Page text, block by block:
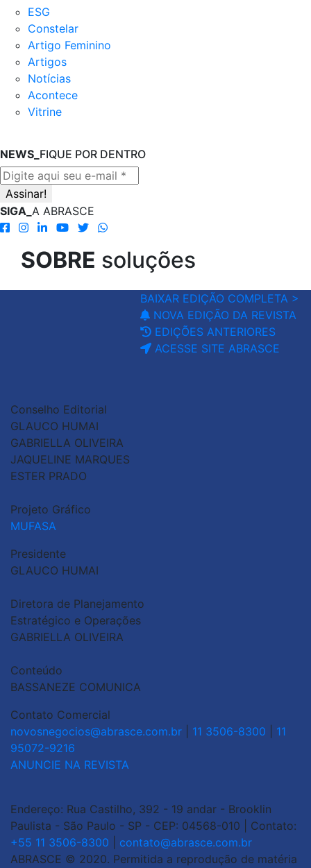
ESG
Constelar
Artigo Feminino
Artigos
Notícias
Acontece
Vitrine
NEWS_ FIQUE POR DENTRO
SIGA_ A ABRASCE
SOBRE soluções
BAIXAR EDIÇÃO COMPLETA >
NOVA EDIÇÃO DA REVISTA
EDIÇÕES ANTERIORES
ACESSE SITE ABRASCE
Conselho Editorial
GLAUCO HUMAI
GABRIELLA OLIVEIRA
JAQUELINE MARQUES
ESTER PRADO
Projeto Gráfico
MUFASA
Presidente
GLAUCO HUMAI
Diretora de Planejamento
Estratégico e Operações
GABRIELLA OLIVEIRA
Conteúdo
BASSANEZE COMUNICA
Contato Comercial
novosnegocios@abrasce.com.br
11 3506-8300
11
95072-9216
ANUNCIE NA REVISTA
Endereço: Rua Castilho, 392 - 19 andar - Brooklin
Paulista - São Paulo - SP - CEP: 04568-010 | Contato:
+55 11 3506-8300
contato@abrasce.com.br
ABRASCE © 2020. Permitida a reprodução de matéria